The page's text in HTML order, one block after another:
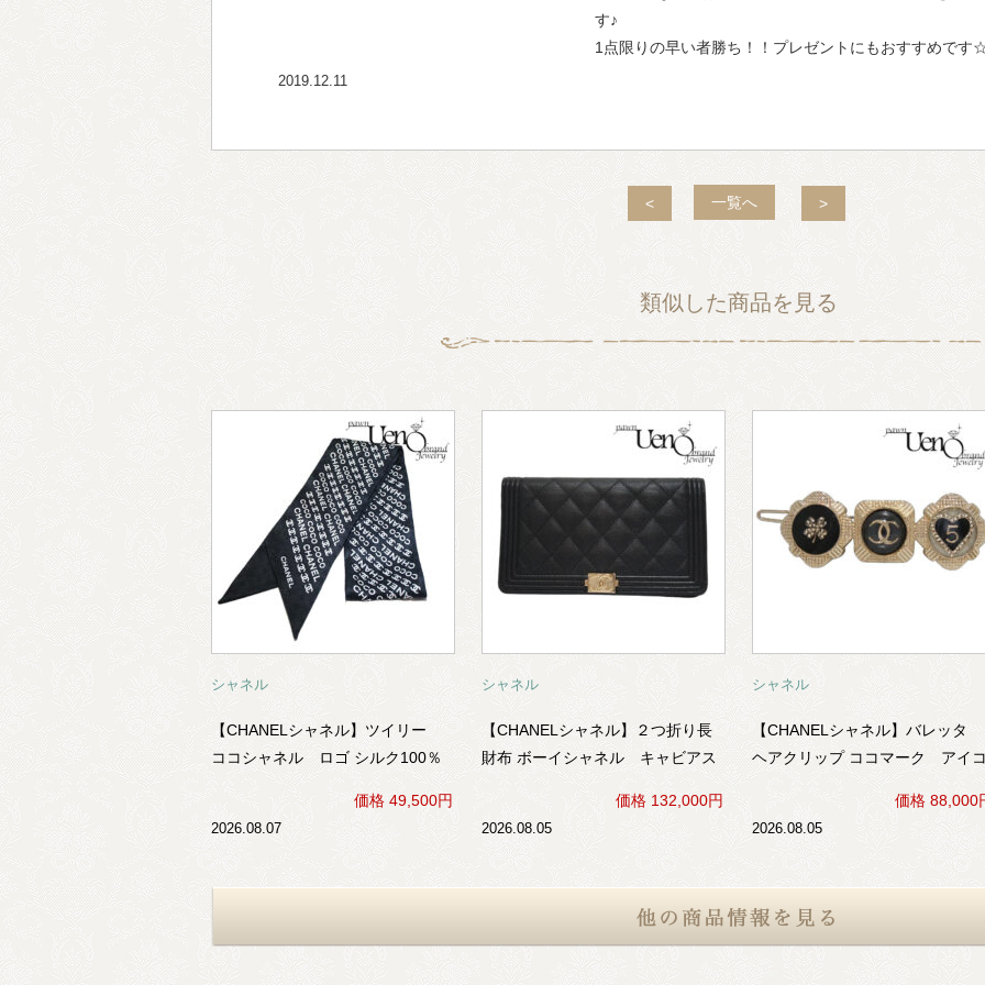
す♪
1点限りの早い者勝ち！！プレゼントにもおすすめです
2019.12.11
< 一覧へ >
類似した商品を見る
シャネル
【CHANELシャネル】ツイリー
ココシャネル ロゴ シルク100％
（黒×白）
価格 49,500円
2026.08.07
シャネル
【CHANELシャネル】２つ折り長
財布 ボーイシャネル キャビアス
キン （ゴールド金具×黒）
価格 132,000円
2026.08.05
シャネル
【CHANELシャネル】バレッタ
ヘアクリップ ココマーク アイ
ン （ゴールド色×黒系）
価格 88,000
2026.08.05